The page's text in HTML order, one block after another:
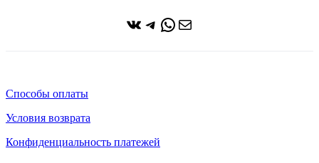
ВКонтакте
Telegram
WhatsApp
Почта
Способы оплаты
Условия возврата
Конфиденциальность платежей